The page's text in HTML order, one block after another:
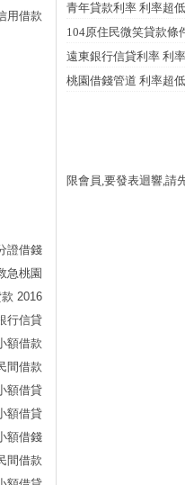
青年貸款利率 利率超
104原住民微笑貸款條
遠東銀行信貸利率 利
桃園借錢管道 利率超
限會員,要發表迴響,請
用借款
證借錢
急桃園
2016
行信貸
額借款
間借款
額借貸
額借貸
額借錢
間借款